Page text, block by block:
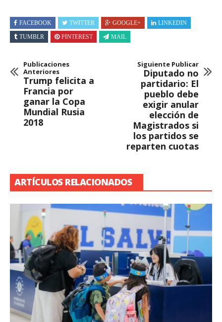
FACEBOOK TWITTER GOOGLE+
LINKEDIN
TUMBLR
PINTEREST MAIL
Publicaciones
Anteriores
Trump felicita a
Francia por
ganar la Copa
Mundial Rusia
2018
Siguiente Publicar
Diputado no
partidario: El
pueblo debe
exigir anular
elección de
Magistrados si
los partidos se
reparten cuotas
ARTÍCULOS RELACIONADOS